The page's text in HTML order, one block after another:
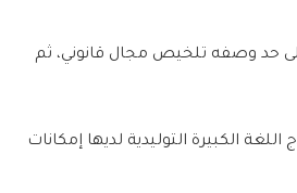
حد وصفه تلخيص مجال قانوني، ثم
الكبيرة التوليدية لديها إمكانات